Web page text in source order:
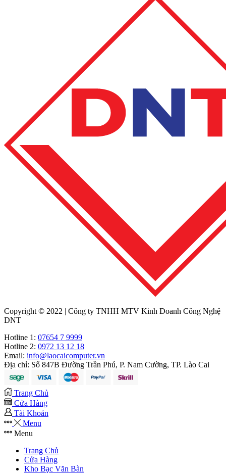
Copyright © 2022 | Công ty TNHH MTV Kinh Doanh Công Nghệ
DNT
Hotline 1: 07654 7 9999
Hotline 2: 0972 13 12 18
Email: info@laocaicomputer.vn
Địa chỉ: Số 847B Đường Trần Phú, P. Nam Cường, TP. Lào Cai
Trang Chủ
Cửa Hàng
Tài Khoản
Menu
Menu
Trang Chủ
Cửa Hàng
Kho Bạc Văn Bàn